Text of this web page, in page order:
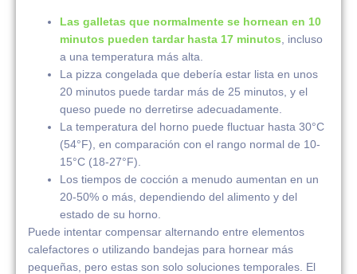
Las galletas que normalmente se hornean en 10
minutos pueden tardar hasta 17 minutos , incluso
a una temperatura más alta.
La pizza congelada que debería estar lista en unos
20 minutos puede tardar más de 25 minutos, y el
queso puede no derretirse adecuadamente.
La temperatura del horno puede fluctuar hasta 30°C
(54°F), en comparación con el rango normal de 10-
15°C (18-27°F).
Los tiempos de cocción a menudo aumentan en un
20-50% o más, dependiendo del alimento y del
estado de su horno.
Puede intentar compensar alternando entre elementos
calefactores o utilizando bandejas para hornear más
pequeñas, pero estas son solo soluciones temporales. El